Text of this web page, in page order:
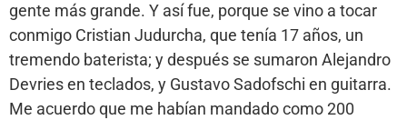
gente más grande. Y así fue, porque se vino a tocar
conmigo Cristian Judurcha, que tenía 17 años, un
tremendo baterista; y después se sumaron Alejandro
Devries en teclados, y Gustavo Sadofschi en guitarra.
Me acuerdo que me habían mandado como 200